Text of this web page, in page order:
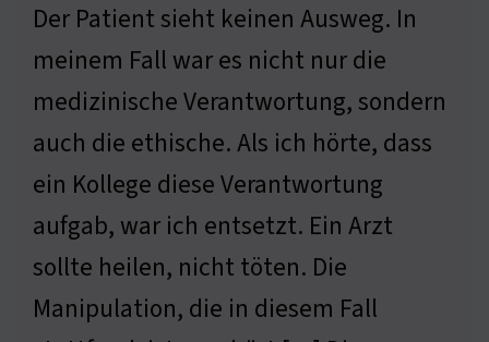
Der Patient sieht keinen Ausweg. In
meinem Fall war es nicht nur die
medizinische Verantwortung, sondern
auch die ethische. Als ich hörte, dass
ein Kollege diese Verantwortung
aufgab, war ich entsetzt. Ein Arzt
sollte heilen, nicht töten. Die
Manipulation, die in diesem Fall